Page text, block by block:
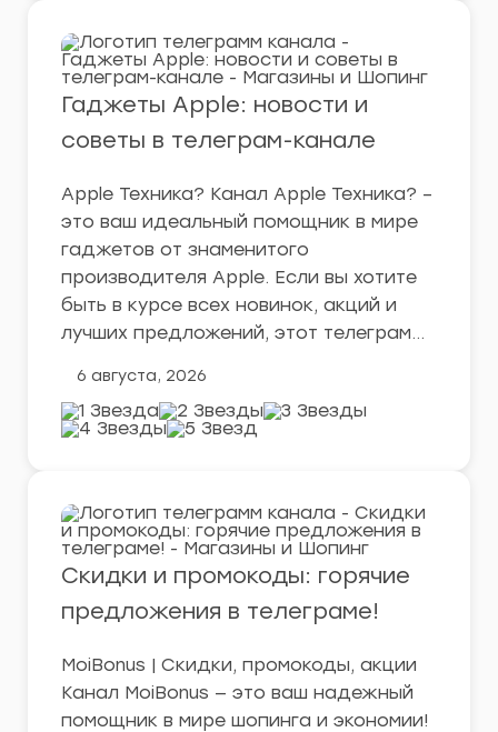
Гаджеты Apple: новости и
советы в телеграм-канале
Apple Техника? Канал Apple Техника? –
это ваш идеальный помощник в мире
гаджетов от знаменитого
производителя Apple. Если вы хотите
быть в курсе всех новинок, акций и
лучших предложений, этот телеграм…
6 августа, 2026
Скидки и промокоды: горячие
предложения в телеграме!
MoiBonus | Скидки, промокоды, акции
Канал MoiBonus — это ваш надежный
помощник в мире шопинга и экономии!